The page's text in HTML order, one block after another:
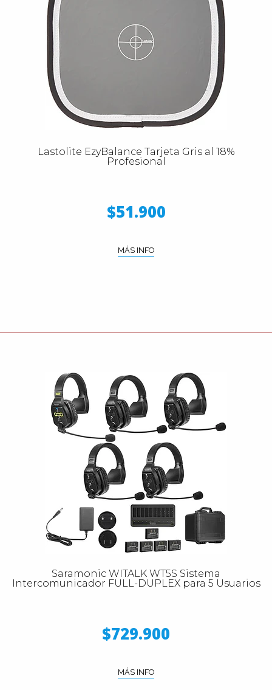
Lastolite EzyBalance Tarjeta Gris al 18%
Profesional
$51.900
MÁS INFO
Saramonic WITALK WT5S Sistema
Intercomunicador FULL-DUPLEX para 5 Usuarios
$729.900
MÁS INFO